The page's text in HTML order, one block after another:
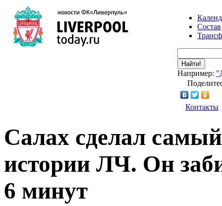
Состав
Найти!
Например:
Контакты
Салах сделал
истории ЛЧ. Он
6 минут